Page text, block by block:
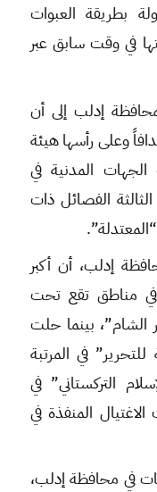
نفذت 12 محاولة بطريقة العبوات
في وقت سابق عبر
إدلب إلى أن
وعلى رأسها هيئة
المدنية في
الثالثة الفصائل ذات
إدلب، أن أكبر
مناطق تقع تحت
الشام”، بينما حلت
في المرتبة
التركستاني” في
المنفذة في
في محافظة إدلب،